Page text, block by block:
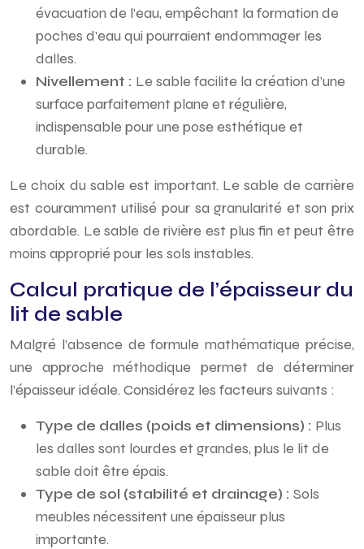
évacuation de l’eau, empêchant la formation de
poches d’eau qui pourraient endommager les
dalles.
Nivellement : Le sable facilite la création d’une
surface parfaitement plane et régulière,
indispensable pour une pose esthétique et
durable.
Le choix du sable est important. Le sable de carrière
est couramment utilisé pour sa granularité et son prix
abordable. Le sable de rivière est plus fin et peut être
moins approprié pour les sols instables.
Calcul pratique de l’épaisseur du
lit de sable
Malgré l’absence de formule mathématique précise,
une approche méthodique permet de déterminer
l’épaisseur idéale. Considérez les facteurs suivants :
Type de dalles (poids et dimensions) : Plus
les dalles sont lourdes et grandes, plus le lit de
sable doit être épais.
Type de sol (stabilité et drainage) : Sols
meubles nécessitent une épaisseur plus
importante.